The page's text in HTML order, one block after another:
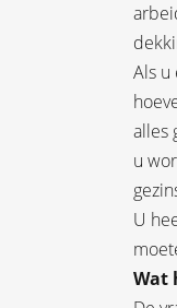
Als u
alles
u
U
Wat